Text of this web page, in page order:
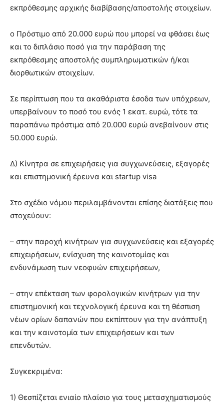
εκπρόθεσμης αρχικής διαβίβασης/αποστολής στοιχείων.
o Πρόστιμο από 20.000 ευρώ που μπορεί να φθάσει έως
και το διπλάσιο ποσό για την παράβαση της
εκπρόθεσμης αποστολής συμπληρωματικών ή/και
διορθωτικών στοιχείων.
Σε περίπτωση που τα ακαθάριστα έσοδα των υπόχρεων,
υπερβαίνουν το ποσό του ενός 1 εκατ. ευρώ, τότε τα
παραπάνω πρόστιμα από 20.000 ευρώ ανεβαίνουν στις
50.000 ευρώ.
Δ) Κίνητρα σε επιχειρήσεις για συγχωνεύσεις, εξαγορές
και επιστημονική έρευνα και startup visa
Στο σχέδιο νόμου περιλαμβάνονται επίσης διατάξεις που
στοχεύουν:
– στην παροχή κινήτρων για συγχωνεύσεις και εξαγορές
επιχειρήσεων, ενίσχυση της καινοτομίας και
ενδυνάμωση των νεοφυών επιχειρήσεων,
– στην επέκταση των φορολογικών κινήτρων για την
επιστημονική και τεχνολογική έρευνα και τη θέσπιση
νέων ορίων δαπανών που εκπίπτουν για την ανάπτυξη
και την καινοτομία των επιχειρήσεων και των
επενδυτών.
Συγκεκριμένα:
1) Θεσπίζεται ενιαίο πλαίσιο για τους μετασχηματισμούς